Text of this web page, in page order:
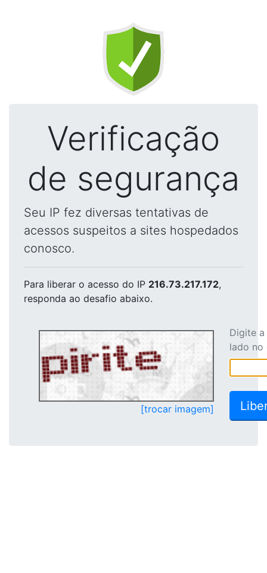
Verificação
de segurança
Seu IP fez diversas tentativas de
acessos suspeitos a sites hospedados
conosco.
Para liberar o acesso do IP 216.73.217.172,
responda ao desafio abaixo.
[trocar imagem]
Digite
lado no